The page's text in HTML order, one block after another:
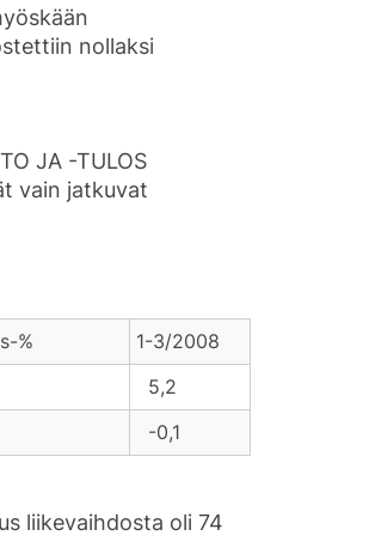
nollaksi
JA -TULOS
vain jatkuvat
%
1-3/2008
5,2
-0,1
liikevaihdosta oli 74